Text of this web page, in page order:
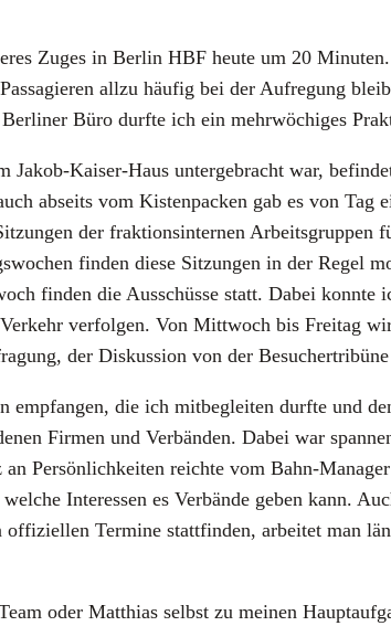
Zuges in Ber­lin HBF heu­te um 20
all­zu häu­fig bei der Auf­re­gung
Büro durf­te ich ein mehr­wö­chi­ges
Kai­ser-Haus unter­ge­bracht war,
abseits vom Kis­ten­pa­cken gab es von Tag
der frak­ti­ons­in­ter­nen Arbeits­grup­pen
fin­den die­se Sit­zun­gen in der Regel
fin­den die Aus­schüs­se statt. Dabei
ver­fol­gen. Von Mitt­woch bis Frei­tag
der Dis­kus­si­on von der
emp­fan­gen, die ich mit­be­glei­ten durf­te und
Fir­men und Ver­bän­den. Dabei war
Per­sön­lich­kei­ten reich­te vom Bahn-
Inter­es­sen es Ver­bän­de geben kann.
Ter­mi­ne statt­fin­den, arbei­tet man
oder Mat­thi­as selbst zu mei­nen